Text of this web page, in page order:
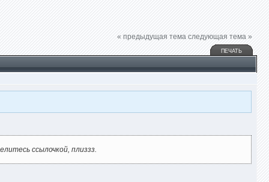
« предыдущая тема следующая тема »
ПЕЧАТЬ
ссылочкой, плиззз.